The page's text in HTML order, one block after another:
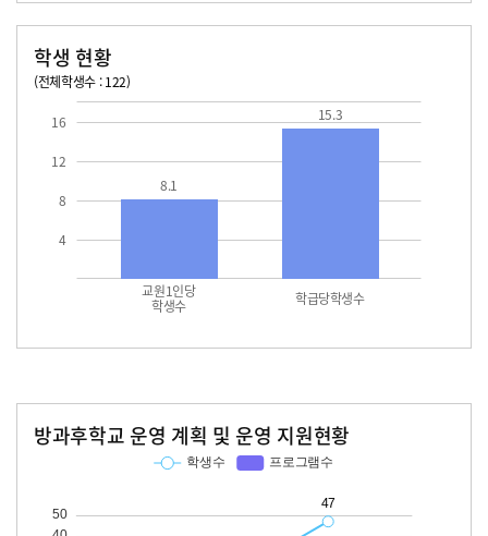
학생 현황
(전체학생수 : 122)
4
8
12
16
교원1인당
학생수 학급당학생수
8.1
15.3
방과후학교 운영 계획 및 운영 지원현황